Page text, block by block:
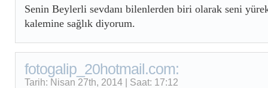
Senin Beylerli sevdanı bilenlerden biri olarak seni
kalemine sağlık diyorum.
fotogalip_20hotmail.com:
Tarih: Nisan 27th, 2014 | Saat: 17:12